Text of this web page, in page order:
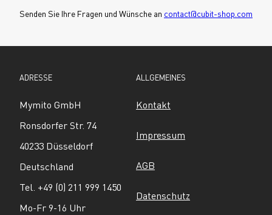
Senden Sie Ihre Fragen und Wünsche an contact@cubit-shop.com
ADRESSE
Mymito GmbH
Ronsdorfer Str. 74
40233 Düsseldorf
Deutschland
Tel. +49 (0) 211 999 1450
Mo-Fr 9-16 Uhr
ALLGEMEINES
Kontakt
Impressum
AGB
Datenschutz